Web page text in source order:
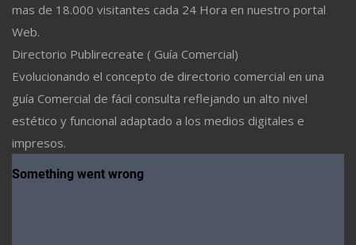
mas de 18.000 visitantes cada 24 Hora en nuestro portal
Web.
Directorio Publirecreate ( Guía Comercial)
Evolucionando el concepto de directorio comercial en una
guía Comercial de fácil consulta reflejando un alto nivel
estético y funcional adaptado a los medios digitales e
impresos.